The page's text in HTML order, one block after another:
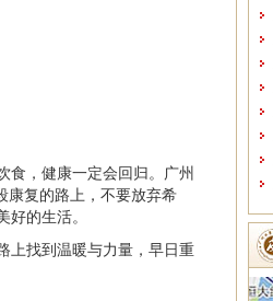
食，健康一定会回归。广州
康复的路上，不要放弃希
的生活。
上找到温暖与力量，早日重